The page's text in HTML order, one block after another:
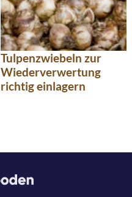
Tulpenzwiebeln zur
Wiederverwertung
richtig einlagern